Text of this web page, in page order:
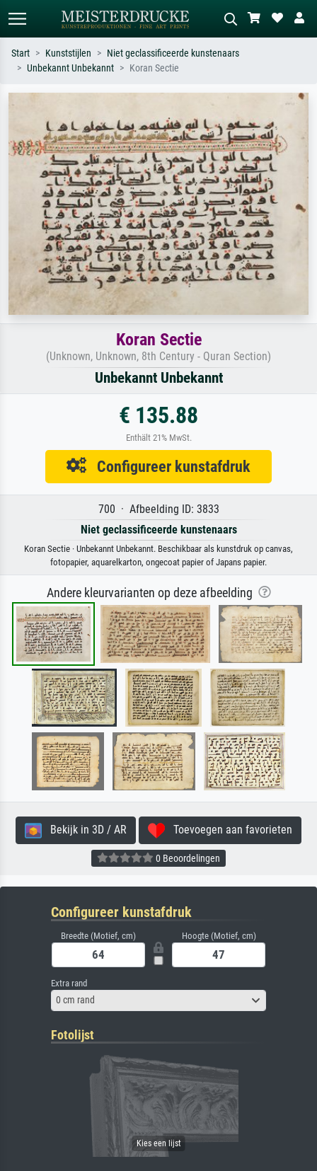
Zoek op kunstenaar, titel of stijl – bijv.
Monet, Sterrennacht, impressionisme,
Hokusai-golf, naakt.
Beschrijf de scène – bijv. groene
weide, abstract met veel rood, donker
olieverfschilderij, staand naakt naast
een boom.
Start Kunststijlen
Niet geclassificeerde kunstenaars
Unbekannt Unbekannt
Koran Sectie
Koran Sectie
(Unknown, Unknown, 8th Century - Quran Section)
Unbekannt Unbekannt
€ 135.88
Enthält 21% MwSt.
Configureer kunstafdruk
700 · Afbeelding ID: 3833
Niet geclassificeerde kunstenaars
Koran Sectie · Unbekannt Unbekannt. Beschikbaar als kunstdruk op canvas,
fotopapier, aquarelkarton, ongecoat papier of Japans papier.
Andere kleurvarianten op deze afbeelding
Bekijk in 3D / AR Toevoegen aan favorieten
0 Beoordelingen
Configureer kunstafdruk
Breedte (Motief, cm) Hoogte (Motief, cm)
Extra rand
0 cm rand
Fotolijst